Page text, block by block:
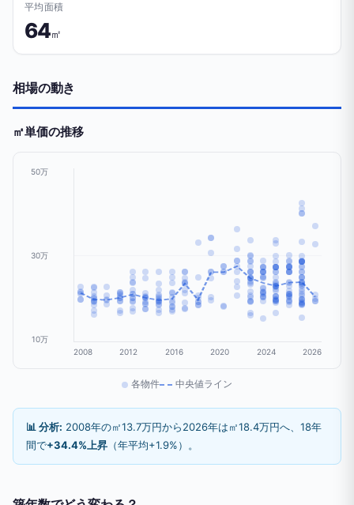
平均面積
64㎡
相場の動き
㎡単価の推移
50万
30万
10万
2008
2012 2016 2020 2024 2026
各物件 中央値ライン
📊 分析: 2008年の㎡13.7万円から2026年は㎡18.4万円へ、18年
間で+34.4%上昇 （年平均+1.9%）。